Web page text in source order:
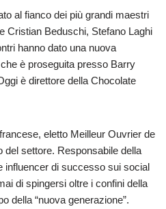
al fianco dei più grandi maestri
Cristian Beduschi, Stefano Laghi
hanno dato una nuova
è proseguita presso Barry
è direttore della Chocolate
eletto Meilleur Ouvrier de
del settore. Responsabile della
influencer di successo sui social
di spingersi oltre i confini della
della “nuova generazione”.